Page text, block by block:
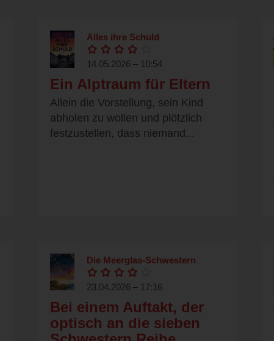
Alles ihre Schuld
14.05.2026 – 10:54
Ein Alptraum für Eltern
Allein die Vorstellung, sein Kind
abholen zu wollen und plötzlich
festzustellen, dass niemand...
Die Meerglas-Schwestern
23.04.2026 – 17:16
Bei einem Auftakt, der
optisch an die sieben